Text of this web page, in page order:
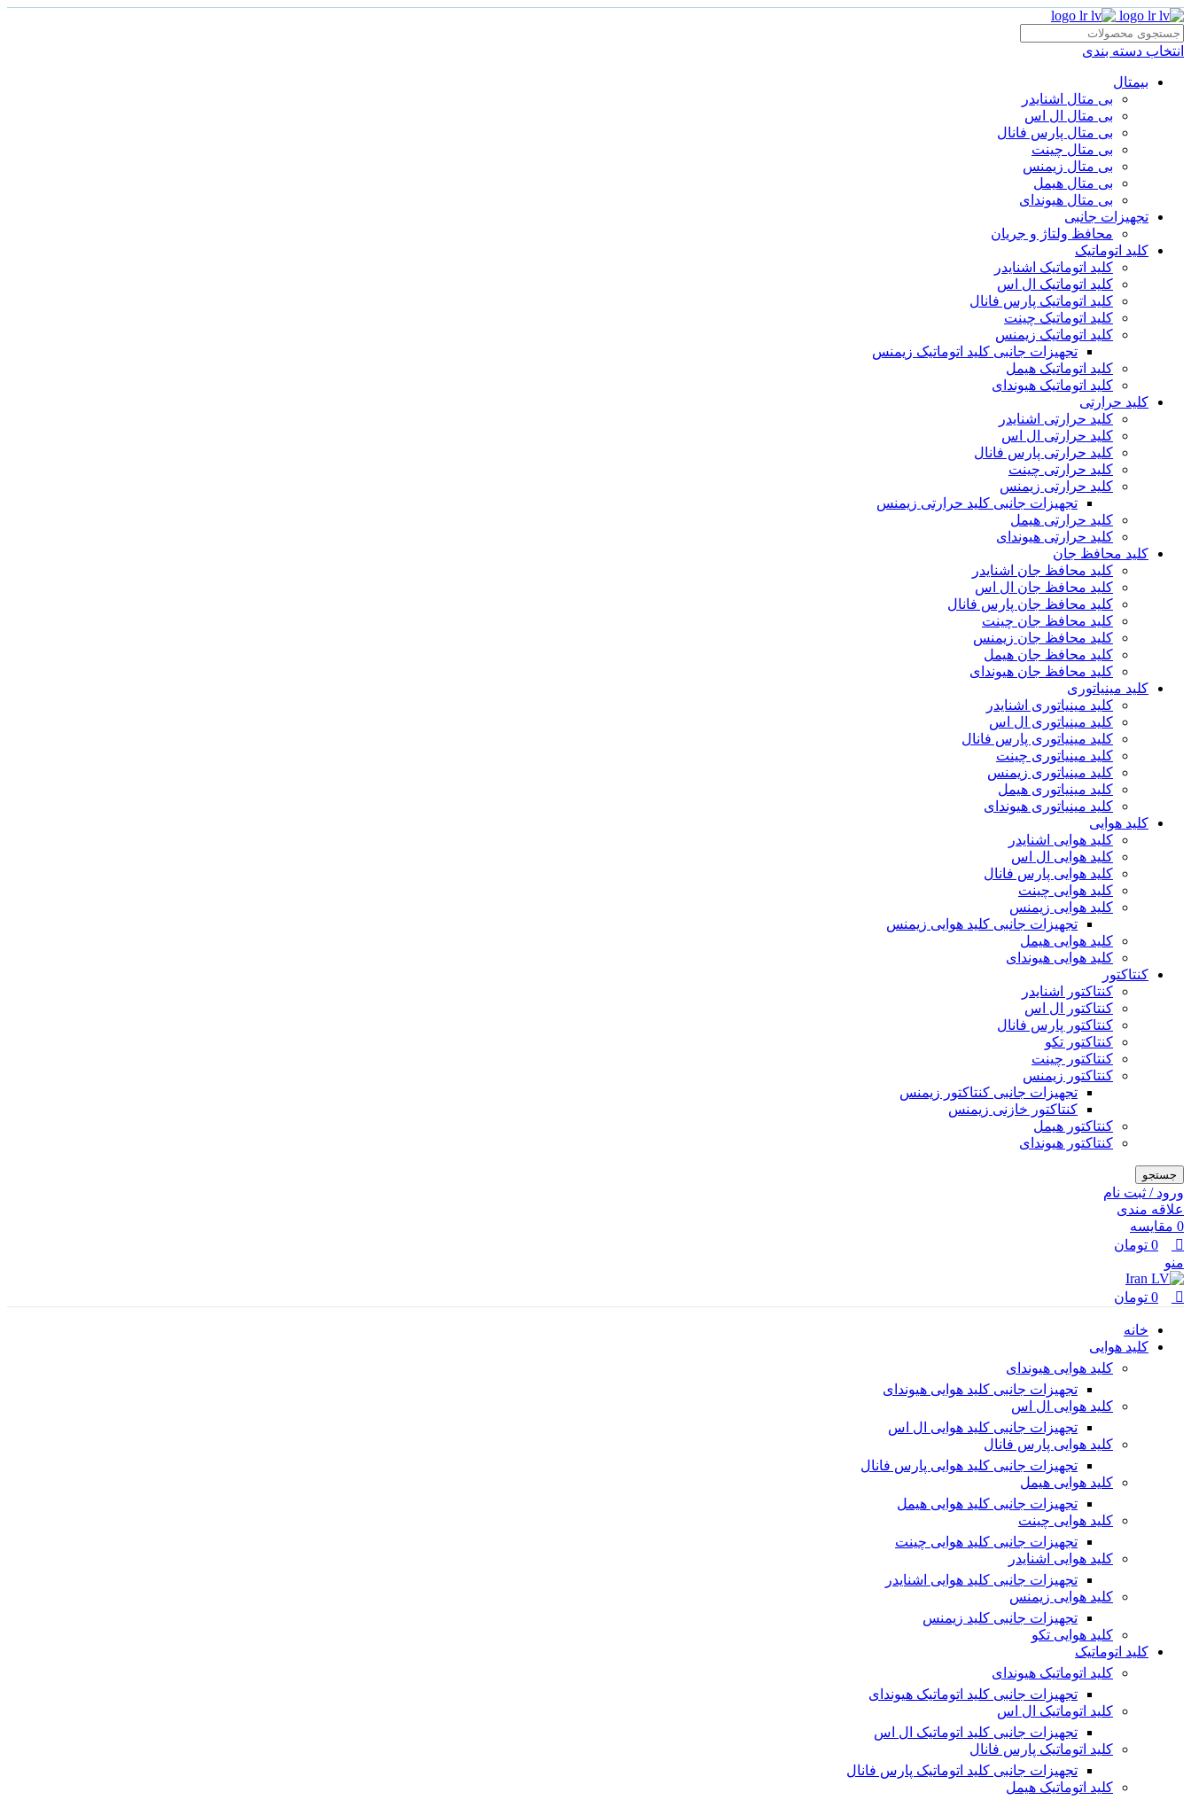
انتخاب دسته بندی
بیمتال
بی متال اشنایدر
بی متال ال اس
بی متال پارس فانال
بی متال چینت
بی متال زیمنس
بی متال هیمل
بی متال هیوندای
تجهیزات جانبی
محافظ ولتاژ و‌ جریان
کلید اتوماتیک
کلید اتوماتیک اشنایدر
کلید اتوماتیک ال اس
کلید اتوماتیک پارس فانال
کلید اتوماتیک چینت
کلید اتوماتیک زیمنس
تجهیزات جانبی کلید اتوماتیک زیمنس
کلید اتوماتیک هیمل
کلید اتوماتیک هیوندای
کلید حرارتی
کلید حرارتی اشنایدر
کلید حرارتی ال اس
کلید حرارتی پارس فانال
کلید حرارتی چینت
کلید حرارتی زیمنس
تجهیزات جانبی کلید حرارتی زیمنس
کلید حرارتی هیمل
کلید حرارتی هیوندای
کلید محافظ جان
کلید محافظ جان اشنایدر
کلید محافظ جان ال اس
کلید محافظ جان پارس فانال
کلید محافظ جان چینت
کلید محافظ جان زیمنس
کلید محافظ جان هیمل
کلید محافظ جان هیوندای
کلید مینیاتوری
کلید مینیاتوری اشنایدر
کلید مینیاتوری ال اس
کلید مینیاتوری پارس فانال
کلید مینیاتوری چینت
کلید مینیاتوری زیمنس
کلید مینیاتوری هیمل
کلید مینیاتوری هیوندای
کلید هوایی
کلید هوایی اشنایدر
کلید هوایی ال اس
کلید هوایی پارس فانال
کلید هوایی چینت
کلید هوایی زیمنس
تجهیزات جانبی کلید هوایی زیمنس
کلید هوایی هیمل
کلید هوایی هیوندای
کنتاکتور
کنتاکتور اشنایدر
کنتاکتور ال اس
کنتاکتور پارس فانال
کنتاکتور تکو
کنتاکتور چینت
کنتاکتور زیمنس
تجهیزات جانبی کنتاکتور زیمنس
کنتاکتور خازنی زیمنس
کنتاکتور هیمل
کنتاکتور هیوندای
جستجو
ورود / ثبت نام
علاقه مندی
0 مقایسه
0 تومان
منو
0 تومان
خانه
کلید هوایی
کلید هوایی هیوندای
تجهیزات جانبی کلید هوایی هیوندای
کلید هوایی ال اس
تجهیزات جانبی کلید هوایی ال اس
کلید هوایی پارس فانال
تجهیزات جانبی کلید هوایی پارس فانال
کلید هوایی هیمل
تجهیزات جانبی کلید هوایی هیمل
کلید هوایی چینت
تجهیزات جانبی کلید هوایی چینت
کلید هوایی اشنایدر
تجهیزات جانبی کلید هوایی اشنایدر
کلید هوایی زیمنس
تجهیزات جانبی کلید زیمنس
کلید هوایی تکو
کلید اتوماتیک
کلید اتوماتیک هیوندای
تجهیزات جانبی کلید اتوماتیک هیوندای
کلید اتوماتیک ال اس
تجهیزات جانبی کلید اتوماتیک ال اس
کلید اتوماتیک پارس فانال
تجهیزات جانبی کلید اتوماتیک پارس فانال
کلید اتوماتیک هیمل